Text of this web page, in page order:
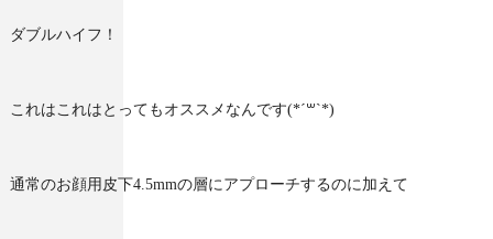
ダブルハイフ！
これはこれはとってもオススメなんです(*´꒳`*)
通常のお顔用皮下4.5mmの層にアプローチするのに加えて